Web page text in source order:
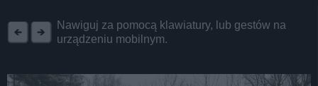
Nawiguj za pomocą klawiatury, lub gestów na
urządzeniu mobilnym.